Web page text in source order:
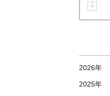
2026年
2025年